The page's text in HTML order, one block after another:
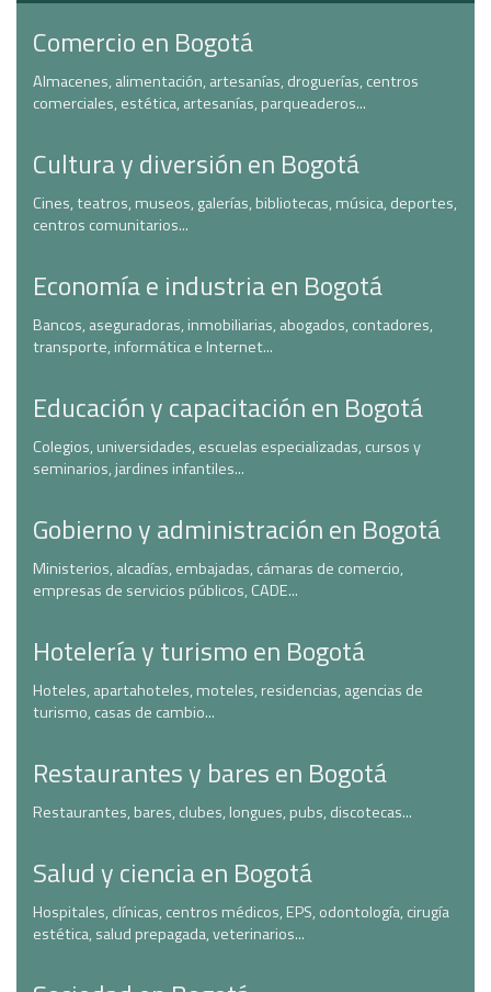
Comercio en Bogotá
Almacenes, alimentación, artesanías, droguerías, centros
comerciales, estética, artesanías, parqueaderos...
Cultura y diversión en Bogotá
Cines, teatros, museos, galerías, bibliotecas, música, deportes,
centros comunitarios...
Economía e industria en Bogotá
Bancos, aseguradoras, inmobiliarias, abogados, contadores,
transporte, informática e Internet...
Educación y capacitación en Bogotá
Colegios, universidades, escuelas especializadas, cursos y
seminarios, jardines infantiles...
Gobierno y administración en Bogotá
Ministerios, alcadías, embajadas, cámaras de comercio,
empresas de servicios públicos, CADE...
Hotelería y turismo en Bogotá
Hoteles, apartahoteles, moteles, residencias, agencias de
turismo, casas de cambio...
Restaurantes y bares en Bogotá
Restaurantes, bares, clubes, longues, pubs, discotecas...
Salud y ciencia en Bogotá
Hospitales, clínicas, centros médicos, EPS, odontología, cirugía
estética, salud prepagada, veterinarios...